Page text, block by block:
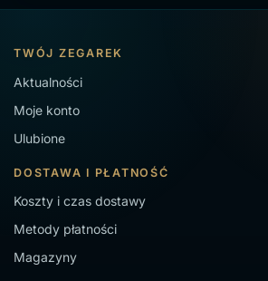
Zegarek męski G.Rossi
Zegarki damskie na pasku skórzanym
TWÓJ ZEGAREK
Aktualności
Moje konto
Ulubione
DOSTAWA I PŁATNOŚĆ
Koszty i czas dostawy
Metody płatności
Magazyny